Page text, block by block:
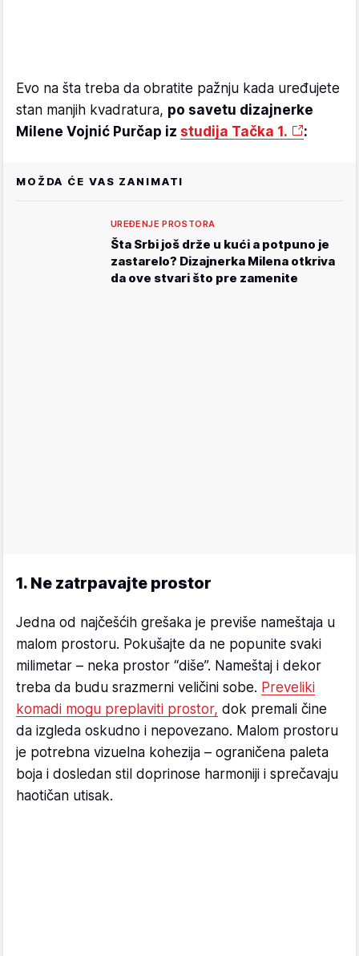
Evo na šta treba da obratite pažnju kada uređujete
stan manjih kvadratura, po savetu dizajnerke
Milene Vojnić Purčap iz studija Tačka 1. :
MOŽDA ĆE VAS ZANIMATI
UREĐENJE PROSTORA
Šta Srbi još drže u kući a potpuno je
zastarelo? Dizajnerka Milena otkriva
da ove stvari što pre zamenite
1. Ne zatrpavajte prostor
Jedna od najčešćih grešaka je previše nameštaja u
malom prostoru. Pokušajte da ne popunite svaki
milimetar – neka prostor “diše”. Nameštaj i dekor
treba da budu srazmerni veličini sobe. Preveliki
komadi mogu preplaviti prostor, dok premali čine
da izgleda oskudno i nepovezano. Malom prostoru
je potrebna vizuelna kohezija – ograničena paleta
boja i dosledan stil doprinose harmoniji i sprečavaju
haotičan utisak.